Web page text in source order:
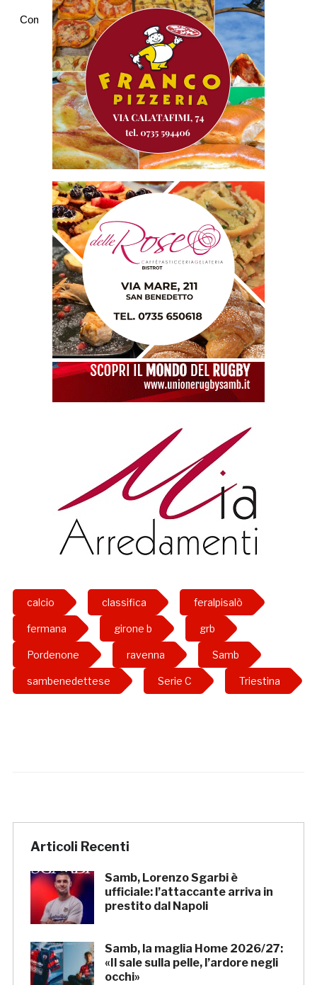
Commenti
calcio classifica feralpisalò
fermana girone b grb
Pordenone ravenna Samb
sambenedettese Serie C Triestina
Articoli Recenti
Samb, Lorenzo Sgarbi è
ufficiale: l’attaccante arriva in
prestito dal Napoli
Samb, la maglia Home 2026/27:
«Il sale sulla pelle, l’ardore negli
occhi»